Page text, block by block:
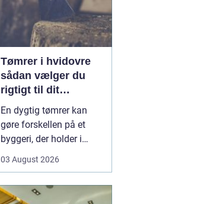
Tømrer i hvidovre
sådan vælger du
rigtigt til dit
byggeprojekt
En dygtig tømrer kan
gøre forskellen på et
byggeri, der holder i
giver dig problemer igen
efter en tømrer i
03 August 2026